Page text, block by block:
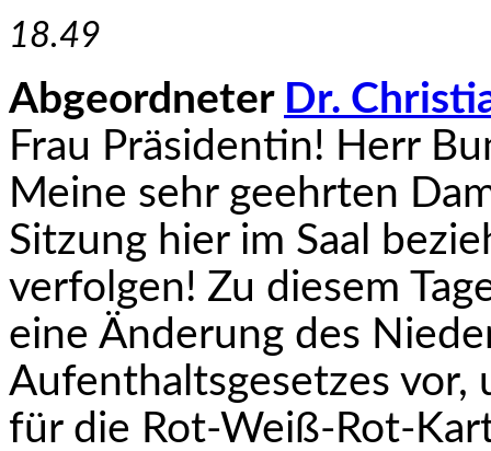
18.49
Abgeordneter Dr.
Frau Präsidentin! Herr
Meine sehr geehrten
Sitzung hier im Saal
verfolgen! Zu diesem
eine Änderung des
Aufenthaltsgesetzes vor,
für die Rot-Weiß-Rot-